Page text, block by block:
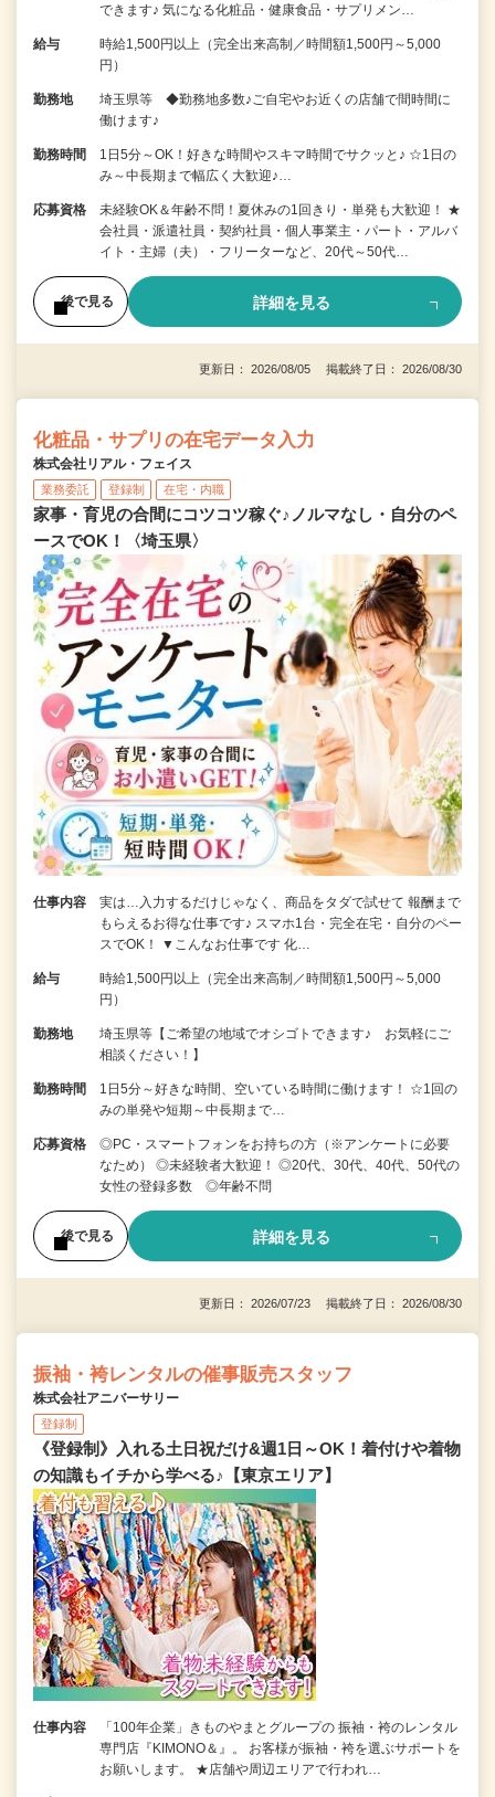
できます♪ 気になる化粧品・健康食品・サプリメン…
給与
時給1,500円以上（完全出来高制／時間額1,500円～5,000
円）
勤務地
埼玉県等 ◆勤務地多数♪ご自宅やお近くの店舗で間時間に
働けます♪
勤務時間
1日5分～OK！好きな時間やスキマ時間でサクッと♪ ☆1日の
み～中長期まで幅広く大歓迎♪…
応募資格
未経験OK＆年齢不問！夏休みの1回きり・単発も大歓迎！ ★
会社員・派遣社員・契約社員・個人事業主・パート・アルバ
イト・主婦（夫）・フリーターなど、20代～50代…
後で見る 詳細を見る
更新日： 2026/08/05 掲載終了日： 2026/08/30
化粧品・サプリの在宅データ入力
株式会社リアル・フェイス
業務委託 登録制 在宅・内職
家事・育児の合間にコツコツ稼ぐ♪ノルマなし・自分のペ
ースでOK！〈埼玉県〉
仕事内容
実は…入力するだけじゃなく、商品をタダで試せて 報酬まで
もらえるお得な仕事です♪ スマホ1台・完全在宅・自分のペー
スでOK！ ▼こんなお仕事です 化…
給与
時給1,500円以上（完全出来高制／時間額1,500円～5,000
円）
勤務地
埼玉県等【ご希望の地域でオシゴトできます♪ お気軽にご
相談ください！】
勤務時間
1日5分～好きな時間、空いている時間に働けます！ ☆1回の
みの単発や短期～中長期まで…
応募資格
◎PC・スマートフォンをお持ちの方（※アンケートに必要
なため） ◎未経験者大歓迎！ ◎20代、30代、40代、50代の
女性の登録多数 ◎年齢不問
後で見る 詳細を見る
更新日： 2026/07/23 掲載終了日： 2026/08/30
振袖・袴レンタルの催事販売スタッフ
株式会社アニバーサリー
登録制
《登録制》入れる土日祝だけ&週1日～OK！着付けや着物
の知識もイチから学べる♪【東京エリア】
仕事内容
「100年企業」きものやまとグループの 振袖・袴のレンタル
専門店『KIMONO＆』。 お客様が振袖・袴を選ぶサポートを
お願いします。 ★店舗や周辺エリアで行われ…